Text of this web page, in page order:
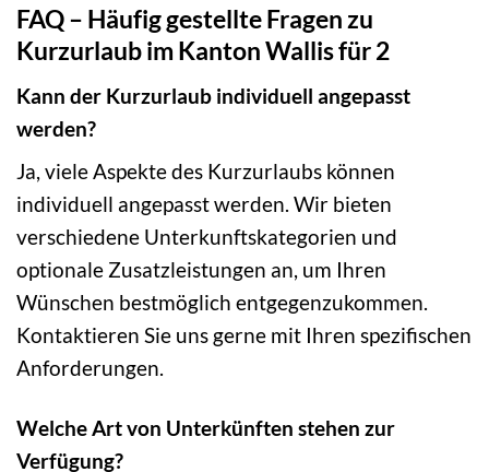
FAQ – Häufig gestellte Fragen zu
Kurzurlaub im Kanton Wallis für 2
Kann der Kurzurlaub individuell angepasst
werden?
Ja, viele Aspekte des Kurzurlaubs können
individuell angepasst werden. Wir bieten
verschiedene Unterkunftskategorien und
optionale Zusatzleistungen an, um Ihren
Wünschen bestmöglich entgegenzukommen.
Kontaktieren Sie uns gerne mit Ihren spezifischen
Anforderungen.
Welche Art von Unterkünften stehen zur
Verfügung?